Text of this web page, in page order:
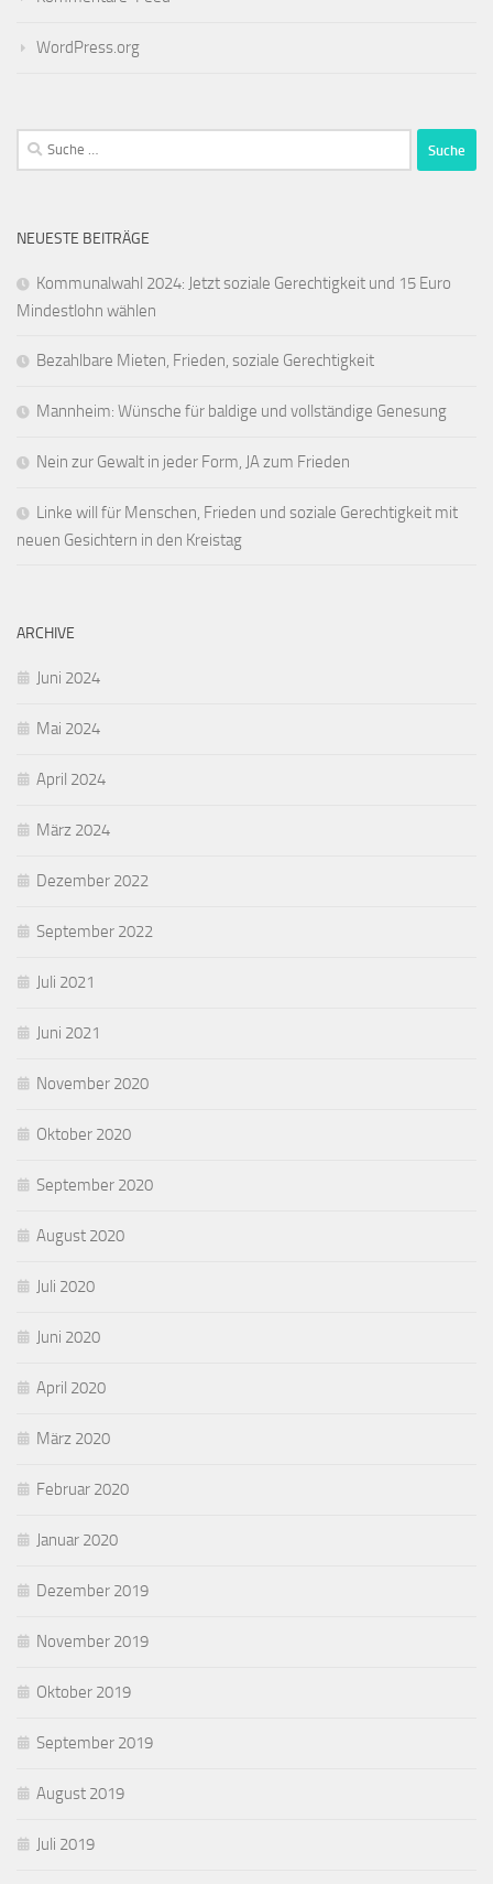
WordPress.org
Suche
nach:
NEUESTE BEITRÄGE
Kommunalwahl 2024: Jetzt soziale Gerechtigkeit und 15 Euro
Mindestlohn wählen
Bezahlbare Mieten, Frieden, soziale Gerechtigkeit
Mannheim: Wünsche für baldige und vollständige Genesung
Nein zur Gewalt in jeder Form, JA zum Frieden
Linke will für Menschen, Frieden und soziale Gerechtigkeit mit
neuen Gesichtern in den Kreistag
ARCHIVE
Juni 2024
Mai 2024
April 2024
März 2024
Dezember 2022
September 2022
Juli 2021
Juni 2021
November 2020
Oktober 2020
September 2020
August 2020
Juli 2020
Juni 2020
April 2020
März 2020
Februar 2020
Januar 2020
Dezember 2019
November 2019
Oktober 2019
September 2019
August 2019
Juli 2019